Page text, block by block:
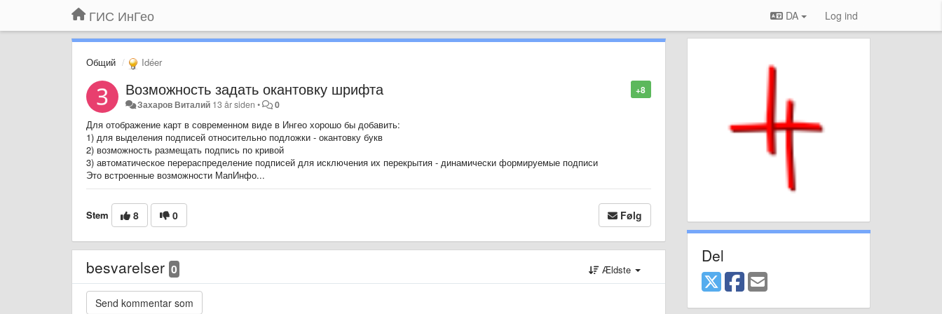
ГИС ИнГео DA Log ind
Общий Idéer
+8
Возможность задать окантовку шрифта
Захаров Виталий 13 år siden • 0
Для отображение карт в современном виде в Ингео хорошо бы добавить:
1) для выделения подписей относительно подложки - окантовку букв
2) возможность размещать подпись по кривой
3) автоматическое перераспределение подписей для исключения их перекрытия - динамически формируемые подписи
Это встроенные возможности МапИнфо...
Stem 8 0 Følg
besvarelser 0 Ældste
Del